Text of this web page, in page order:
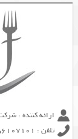
ارائه کننده :
تلفن : 09356107101 تورج امین فر